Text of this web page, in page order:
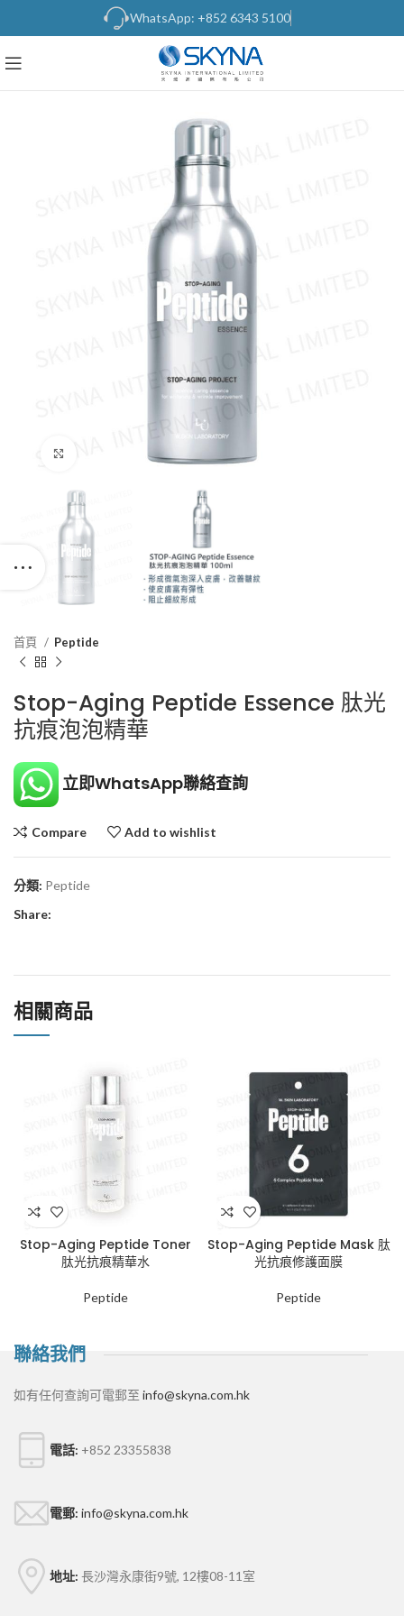
WhatsApp: +852 6343 5100
Click to enlarge
首頁 Peptide
Stop-Aging Peptide Essence 肽光
抗痕泡泡精華
立即WhatsApp聯絡查詢
Compare Add to wishlist
分類: Peptide
Share:
相關商品
Stop-Aging Peptide Toner
肽光抗痕精華水
Peptide
Stop-Aging Peptide Mask 肽
光抗痕修護面膜
Peptide
聯絡我們
如有任何查詢可電郵至 info@skyna.com.hk
電話: +852 23355838
電郵: info@skyna.com.hk
地址: 長沙灣永康街9號, 12樓08-11室